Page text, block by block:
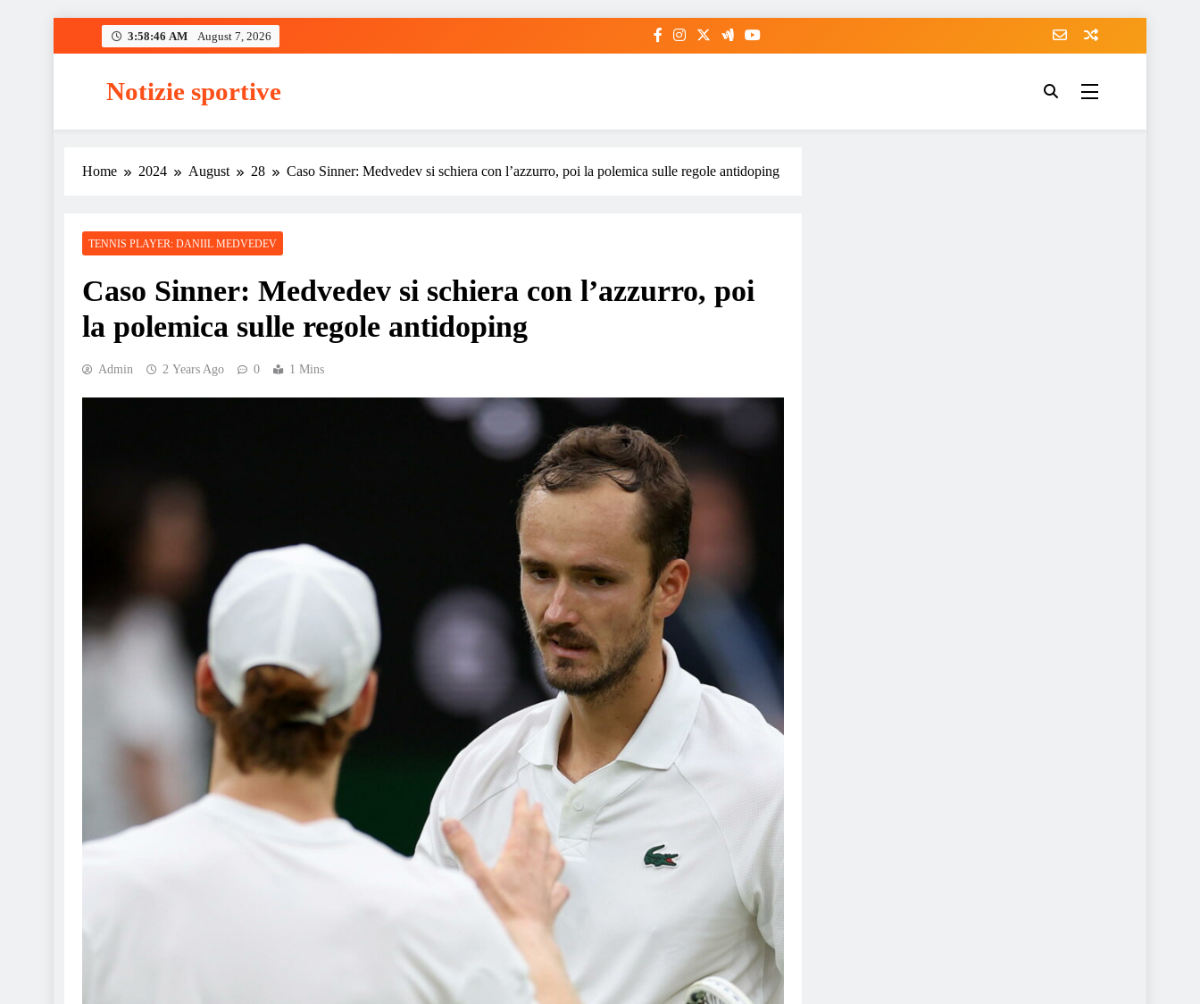
3:58:46 AM August 7, 2026
Notizie sportive
Home 2024 August 28 Caso Sinner: Medvedev si schiera con l’azzurro, poi la polemica sulle regole antidoping
TENNIS PLAYER: DANIIL MEDVEDEV
Caso Sinner: Medvedev si schiera con l’azzurro, poi
la polemica sulle regole antidoping
Admin 2 Years Ago 0 1 Mins